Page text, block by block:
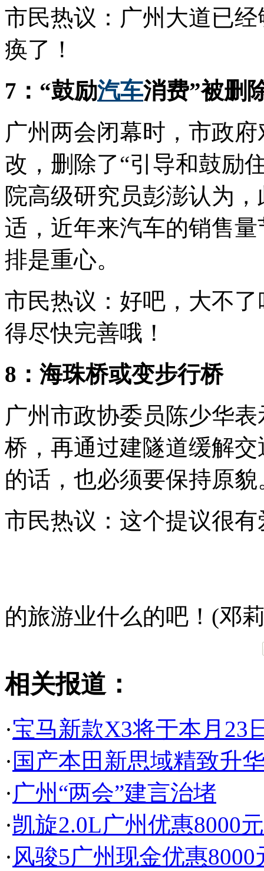
市民热议：广州大道已
痪了！
7：“鼓励汽车消费”被删
广州两会闭幕时，市政
改，删除了“引导和鼓励
院高级研究员彭澎认为
适，近年来汽车的销售
排是重心。
市民热议：好吧，大不了
得尽快完善哦！
8：海珠桥或变步行桥
广州市政协委员陈少华
桥，再通过建隧道缓解
的话，也必须要保持原貌
市民热议：这个提议很
的旅游业什么的吧！(邓
相关报道：
·宝马新款X3将于本月23
· 国产本田新思域精致升
·广州“两会”建言治堵
·凯旋2.0L广州优惠8000
· 风骏5广州现金优惠